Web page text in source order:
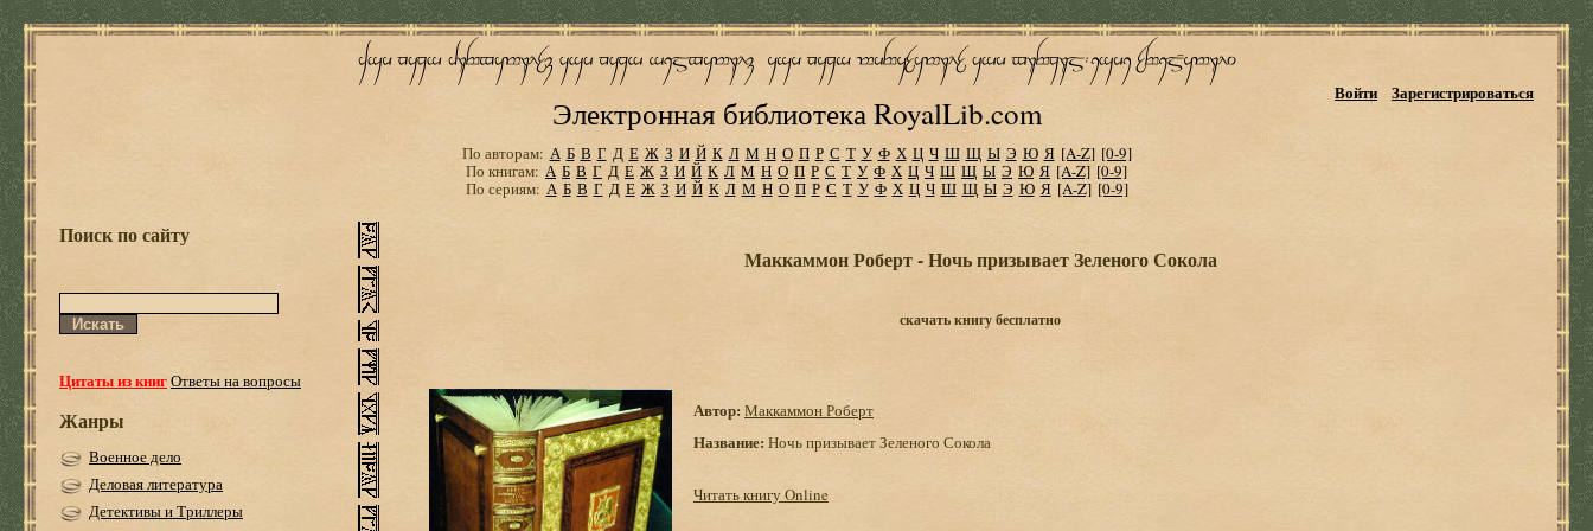
Электронная библиотека RoyalLib.com
Войти Зарегистрироваться
По авторам: А Б В Г Д Е Ж З И Й К Л М Н О П Р С Т У Ф Х Ц Ч Ш Щ Ы Э Ю Я [A-Z] [0-9]
По книгам: А Б В Г Д Е Ж З И Й К Л М Н О П Р С Т У Ф Х Ц Ч Ш Щ Ы Э Ю Я [A-Z] [0-9]
По сериям: А Б В Г Д Е Ж З И Й К Л М Н О П Р С Т У Ф Х Ц Ч Ш Щ Ы Э Ю Я [A-Z] [0-9]
Поиск по сайту
Цитаты из книгОтветы на вопросы
Жанры
Военное дело
Деловая литература
Детективы и Триллеры
Маккаммон Роберт - Ночь призывает Зеленого Сокола
скачать книгу бесплатно
Автор: Маккаммон Роберт
Название: Ночь призывает Зеленого Сокола
Читать книгу Online